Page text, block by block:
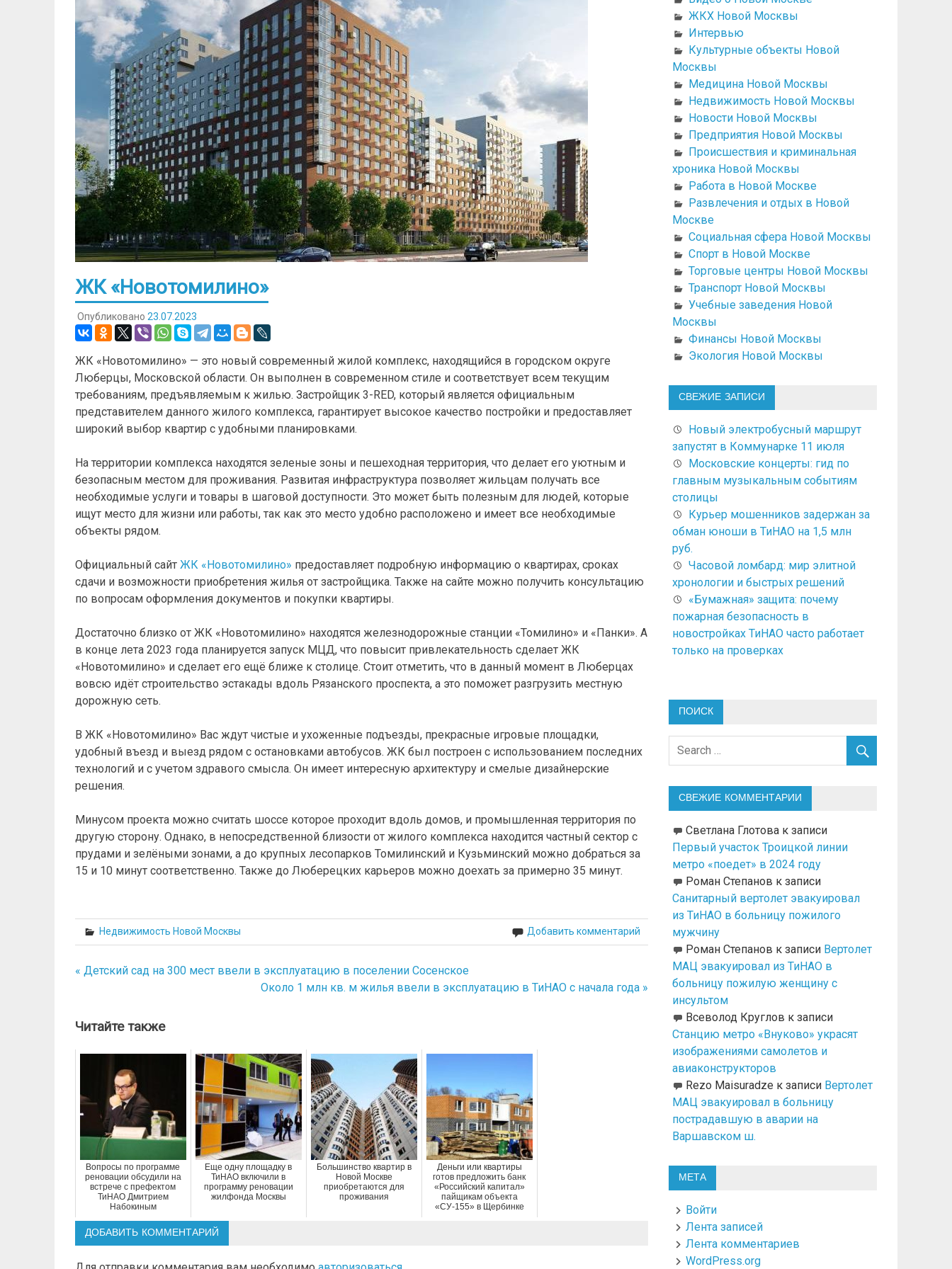
ЖК «Новотомилино»
Опубликовано 23.07.2023
ЖК «Новотомилино» — это новый современный жилой комплекс, находящийся в городском округе
Люберцы, Московской области. Он выполнен в современном стиле и соответствует всем текущим
требованиям, предъявляемым к жилью. Застройщик 3-RED, который является официальным
представителем данного жилого комплекса, гарантирует высокое качество постройки и предоставляет
широкий выбор квартир с удобными планировками.
На территории комплекса находятся зеленые зоны и пешеходная территория, что делает его уютным и
безопасным местом для проживания. Развитая инфраструктура позволяет жильцам получать все
необходимые услуги и товары в шаговой доступности. Это может быть полезным для людей, которые
ищут место для жизни или работы, так как это место удобно расположено и имеет все необходимые
объекты рядом.
Официальный сайт ЖК «Новотомилино» предоставляет подробную информацию о квартирах, сроках
сдачи и возможности приобретения жилья от застройщика. Также на сайте можно получить консультацию
по вопросам оформления документов и покупки квартиры.
Достаточно близко от ЖК «Новотомилино» находятся железнодорожные станции «Томилино» и «Панки». А
в конце лета 2023 года планируется запуск МЦД, что повысит привлекательность сделает ЖК
«Новотомилино» и сделает его ещё ближе к столице. Стоит отметить, что в данный момент в Люберцах
вовсю идёт строительство эстакады вдоль Рязанского проспекта, а это поможет разгрузить местную
дорожную сеть.
В ЖК «Новотомилино» Вас ждут чистые и ухоженные подъезды, прекрасные игровые площадки,
удобный въезд и выезд рядом с остановками автобусов. ЖК был построен с использованием последних
технологий и с учетом здравого смысла. Он имеет интересную архитектуру и смелые дизайнерские
решения.
Минусом проекта можно считать шоссе которое проходит вдоль домов, и промышленная территория по
другую сторону. Однако, в непосредственной близости от жилого комплекса находится частный сектор с
прудами и зелёными зонами, а до крупных лесопарков Томилинский и Кузьминский можно добраться за
15 и 10 минут соответственно. Также до Люберецких карьеров можно доехать за примерно 35 минут.
Недвижимость Новой Москвы Добавить комментарий
Навигация
записям
« Детский сад на 300 мест ввели в эксплуатацию в поселении Сосенское
Около 1 млн кв. м жилья ввели в эксплуатацию в ТиНАО с начала года »
Читайте также
Вопросы по программе
реновации обсудили на
встрече с префектом
ТиНАО Дмитрием
Набокиным
Еще одну площадку в
ТиНАО включили в
программу реновации
жилфонда Москвы
Большинство квартир в
Новой Москве
приобретаются для
проживания
Деньги или квартиры
готов предложить банк
«Российский капитал»
пайщикам объекта
«СУ-155» в Щербинке
ДОБАВИТЬ КОММЕНТАРИЙ
ЖКХ Новой Москвы
Интервью
Культурные объекты Новой
Москвы
Медицина Новой Москвы
Недвижимость Новой Москвы
Новости Новой Москвы
Предприятия Новой Москвы
Происшествия и криминальная
хроника Новой Москвы
Работа в Новой Москве
Развлечения и отдых в Новой
Москве
Социальная сфера Новой Москвы
Спорт в Новой Москве
Торговые центры Новой Москвы
Транспорт Новой Москвы
Учебные заведения Новой
Москвы
Финансы Новой Москвы
Экология Новой Москвы
СВЕЖИЕ ЗАПИСИ
Новый электробусный маршрут
запустят в Коммунарке 11 июля
Московские концерты: гид по
главным музыкальным событиям
столицы
Курьер мошенников задержан за
обман юноши в ТиНАО на 1,5 млн
руб.
Часовой ломбард: мир элитной
хронологии и быстрых решений
«Бумажная» защита: почему
пожарная безопасность в
новостройках ТиНАО часто работает
только на проверках
ПОИСК
СВЕЖИЕ КОММЕНТАРИИ
Светлана Глотовак записи
Первый участок Троицкой линии
метро «поедет» в 2024 году
Роман Степанов к записи
Санитарный вертолет эвакуировал
из ТиНАО в больницу пожилого
мужчину
Роман Степанов к записи Вертолет
МАЦ эвакуировал из ТиНАО в
больницу пожилую женщину с
инсультом
Всеволод Круглов к записи
Станцию метро «Внуково» украсят
изображениями самолетов и
авиаконструкторов
Rezo Maisuradze к записи Вертолет
МАЦ эвакуировал в больницу
пострадавшую в аварии на
Варшавском ш.
МЕТА
Войти
Лента записей
Лента комментариев
WordPress.org